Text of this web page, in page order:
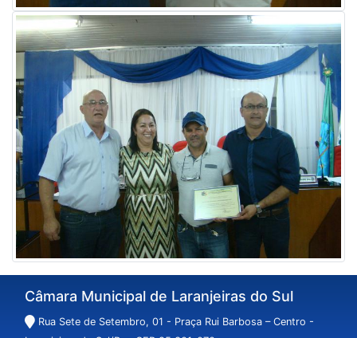
Câmara Municipal de Laranjeiras do Sul
Rua Sete de Setembro, 01 - Praça Rui Barbosa – Centro -